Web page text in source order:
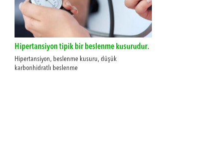
Hipertansiyon tipik bir beslenme kusurudur.
Hipertansiyon, beslenme kusuru, düşük
karbonhidratlı beslenme